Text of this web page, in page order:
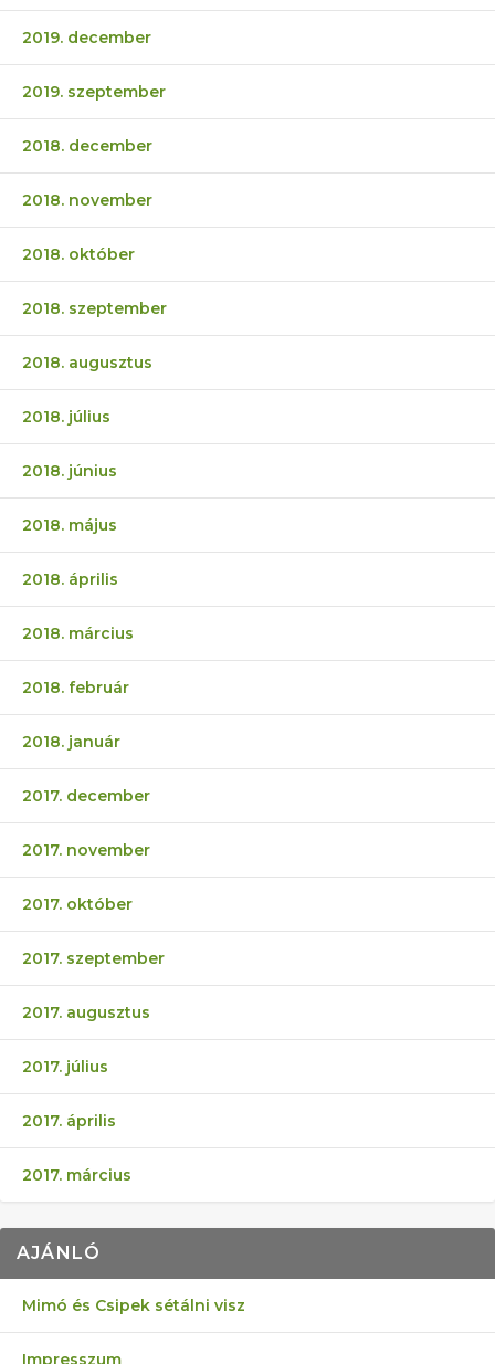
2019. december
2019. szeptember
2018. december
2018. november
2018. október
2018. szeptember
2018. augusztus
2018. július
2018. június
2018. május
2018. április
2018. március
2018. február
2018. január
2017. december
2017. november
2017. október
2017. szeptember
2017. augusztus
2017. július
2017. április
2017. március
AJÁNLÓ
Mimó és Csipek sétálni visz
Impresszum